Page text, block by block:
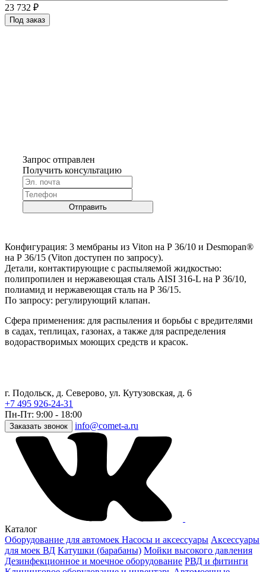
23 732 ₽
Под заказ
Запрос отправлен
Получить консультацию
Отправить
Конфигурация: 3 мембраны из Viton на P 36/10 и Desmopan®
на P 36/15 (Viton доступен по запросу).
Детали, контактирующие с распыляемой жидкостью:
полипропилен и нержавеющая сталь AISI 316-L на P 36/10,
полиамид и нержавеющая сталь на P 36/15.
По запросу: регулирующий клапан.
Сфера применения: для распыления и борьбы с вредителями
в садах, теплицах, газонах, а также для распределения
водорастворимых моющих средств и красок.
г. Подольск, д. Северово, ул. Кутузовская, д. 6
+7 495 926-24-31
Пн-Пт: 9:00 - 18:00
Заказать звонок info@comet-a.ru
Каталог
Оборудование для автомоек Насосы и аксессуары Аксессуары
для моек ВД Катушки (барабаны) Мойки высокого давления
Дезинфекционное и моечное оборудование РВД и фитинги